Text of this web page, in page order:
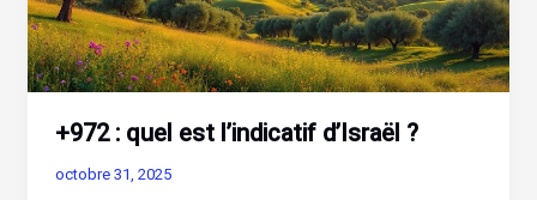
+972 : quel est l’indicatif d’Israël ?
octobre 31, 2025